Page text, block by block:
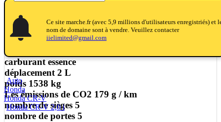
notifications_active
notifications
notificationsCe site marche.fr (avec 5,9 millions d'utilisateurs enregistriés) et
nom de domaine sont à vendre. Veuillez contacter
iielimited@gmail.com
Auto
Honda
Honda CR-V
Honda CR-V 2,0 i
boîte de vitesse automatique
carburant essence
déplacement 2 L
poids 1538 kg
Les émissions de CO2 179 g / km
nombre de sièges 5
nombre de portes 5